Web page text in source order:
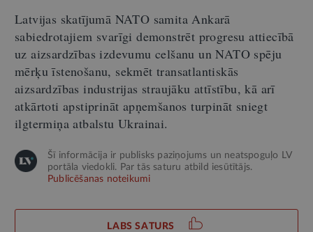
Latvijas skatījumā NATO samita Ankarā
sabiedrotajiem svarīgi demonstrēt progresu attiecībā
uz aizsardzības izdevumu celšanu un NATO spēju
mērķu īstenošanu, sekmēt transatlantiskās
aizsardzības industrijas straujāku attīstību, kā arī
atkārtoti apstiprināt apņemšanos turpināt sniegt
ilgtermiņa atbalstu Ukrainai.
Šī informācija ir publisks paziņojums un neatspoguļo LV
portāla viedokli. Par tās saturu atbild iesūtītājs.
Publicēšanas noteikumi
LABS SATURS